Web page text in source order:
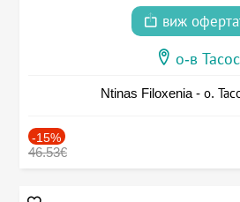
виж
о-в Тасос
Ntinas Filoxenia - о.
-15%
46.53€